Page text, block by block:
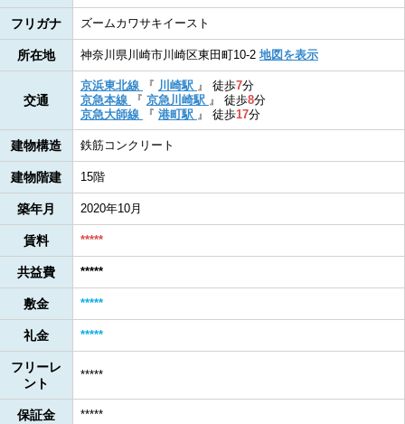
フリガナ ズームカワサキイースト
所在地 神奈川県川崎市川崎区東田町10-2 地図を表示
交通
京浜東北線 『 川崎駅 』 徒歩7分
京急本線
『 京急川崎駅 』 徒歩8分
京急大師線
『 港町駅 』 徒歩17分
建物構造 鉄筋コンクリート
建物階建 15階
築年月 2020年10月
賃料 *****
共益費 *****
敷金 *****
礼金 *****
フリーレ
ント
*****
保証金 *****